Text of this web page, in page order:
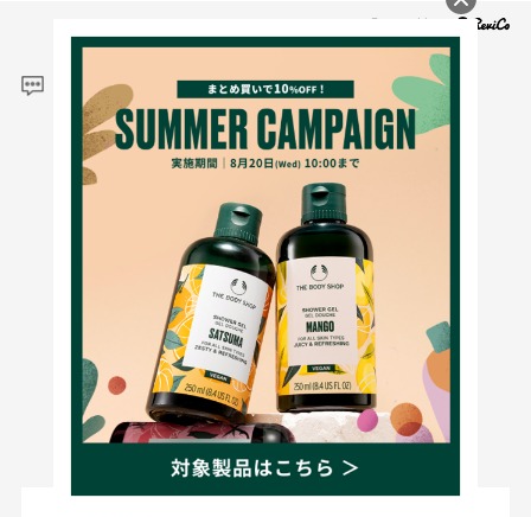
レビュー
4.9
138件
(0)
★ (0)
絞り込み 表示：新しい順